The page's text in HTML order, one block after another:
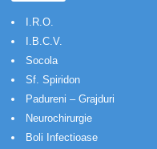
I.R.O.
I.B.C.V.
Socola
Sf. Spiridon
Padureni – Grajduri
Neurochirurgie
Boli Infectioase